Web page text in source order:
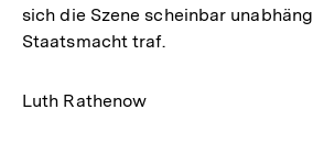
sich die Szene scheinbar
Staatsmacht traf.
Luth Rathenow